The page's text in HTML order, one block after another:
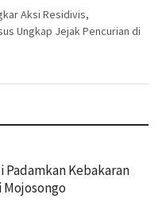
Aksi Residivis,
Ungkap Jejak Pencurian di
Padamkan Kebakaran
Mojosongo